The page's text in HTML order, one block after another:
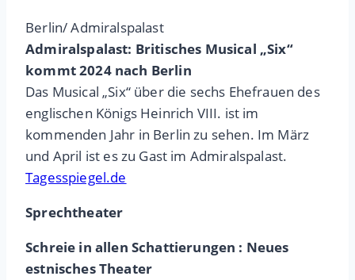
Berlin/ Admiralspalast
Admiralspalast: Britisches Musical „Six“
kommt 2024 nach Berlin
Das Musical „Six“ über die sechs Ehefrauen des
englischen Königs Heinrich VIII. ist im
kommenden Jahr in Berlin zu sehen. Im März
und April ist es zu Gast im Admiralspalast.
Tagesspiegel.de
Sprechtheater
Schreie in allen Schattierungen : Neues
estnisches Theater